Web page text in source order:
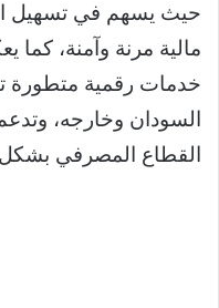
حيث يسهم في تسهيل
مالية مرنة وآمنة، كما
خدمات رقمية متطورة
السودان وخارجه،
القطاع المصرفي